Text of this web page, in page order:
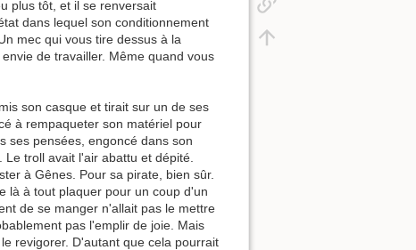
plus tôt, et il se renversait
dans lequel son conditionnement
mec qui vous tire dessus à la
de travailler. Même quand vous
son casque et tirait sur un de ses
à rempaqueter son matériel pour
ses pensées, engoncé dans son
troll avait l'air abattu et dépité.
à Gênes. Pour sa pirate, bien sûr.
là à tout plaquer pour un coup d'un
de se manger n'allait pas le mettre
pas l'emplir de joie. Mais
revigorer. D'autant que cela pourrait